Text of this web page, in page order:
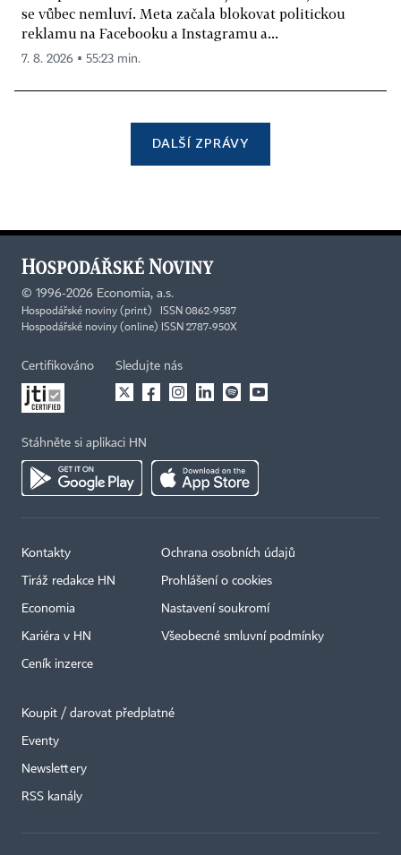
se vůbec nemluví. Meta začala blokovat politickou
reklamu na Facebooku a Instagramu a...
7. 8. 2026 ▪ 55:23 min.
DALŠÍ ZPRÁVY
© 1996-2026 Economia, a.s.
Hospodářské noviny (print) ISSN 0862-9587
Hospodářské noviny (online) ISSN 2787-950X
Certifikováno Sledujte nás
Stáhněte si aplikaci HN
Kontakty
Tiráž redakce HN
Economia
Kariéra v HN
Ceník inzerce
Ochrana osobních údajů
Prohlášení o cookies
Nastavení soukromí
Všeobecné smluvní podmínky
Koupit / darovat předplatné
Eventy
Newslettery
RSS kanály